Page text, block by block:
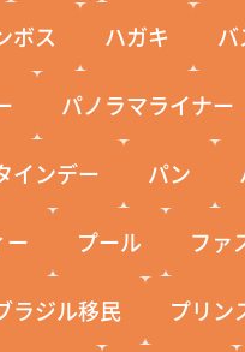
ボス ハガキ バ
パノラマライナー
インデー パン
ー プール ファ
ラジル移民 プリン